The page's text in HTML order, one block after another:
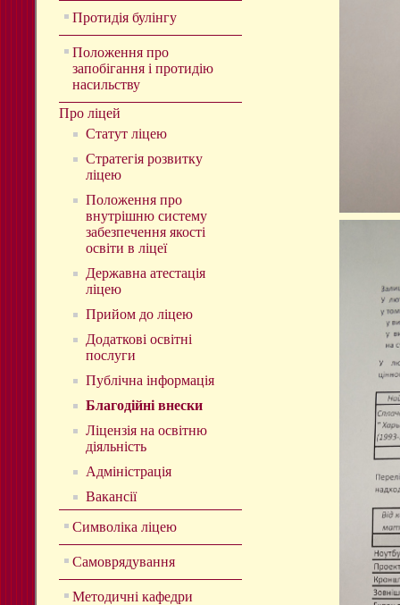
Протидія булінгу
Положення про
запобігання і протидію
насильству
Про ліцей
Статут ліцею
Стратегія розвитку
ліцею
Положення про
внутрішню систему
забезпечення якості
освіти в ліцеї
Державна атестація
ліцею
Прийом до ліцею
Додаткові освітні
послуги
Публічна інформація
Благодійні внески
Ліцензія на освітню
діяльність
Адміністрація
Вакансії
Символіка ліцею
Самоврядування
Методичні кафедри